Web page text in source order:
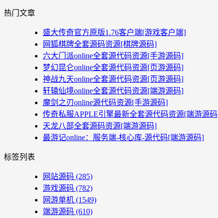
热门文章
盛大传奇官方原版1.76客户端[游戏客户端]
网狐棋牌全套源码资源[棋牌源码]
六大门派online全套源代码资源[手游源码]
梦幻昆仑online全套源代码资源[页游源码]
神战九天online全套源代码资源[页游源码]
轩辕仙境online全套源代码资源[端游源码]
魔剑之刃online源代码资源[手游源码]
传奇私服APPLE引擎最新全套源代码资源[端游源
天龙八部全套源码资源[端游源码]
最游记online：服务端-核心库-源代码[端游源码]
标签列表
网站源码 (285)
游戏源码 (782)
网游单机 (1549)
端游源码 (610)